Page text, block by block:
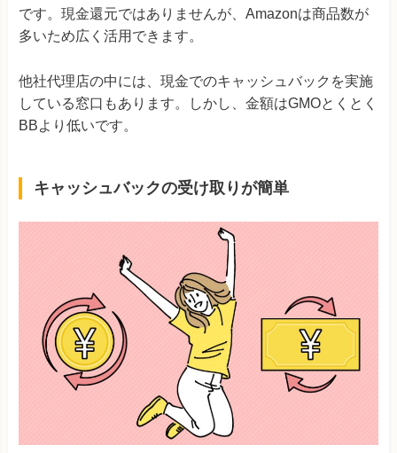
です。現金還元ではありませんが、Amazonは商品数が
多いため広く活用できます。
他社代理店の中には、現金でのキャッシュバックを実施
している窓口もあります。しかし、金額はGMOとくとく
BBより低いです。
キャッシュバックの受け取りが簡単